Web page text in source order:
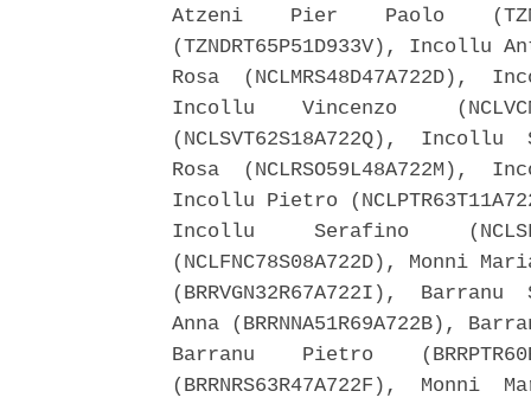
Atzeni    Pier    Paolo
(TZNDRT65P51D933V), Incollu
Rosa  (NCLMRS48D47A722D),
Incollu    Vincenzo
(NCLSVT62S18A722Q),  Incollu
Rosa  (NCLRSO59L48A722M),
Incollu Pietro
Incollu     Serafino
(NCLFNC78S08A722D), Monni
(BRRVGN32R67A722I),
Anna (BRRNNA51R69A722B),
Barranu    Pietro
(BRRNRS63R47A722F),  Monni